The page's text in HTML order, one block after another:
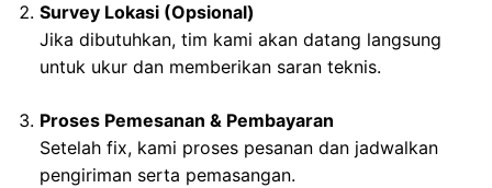
Survey Lokasi (Opsional)
Jika dibutuhkan, tim kami akan datang langsung
untuk ukur dan memberikan saran teknis.
Proses Pemesanan & Pembayaran
Setelah fix, kami proses pesanan dan jadwalkan
pengiriman serta pemasangan.